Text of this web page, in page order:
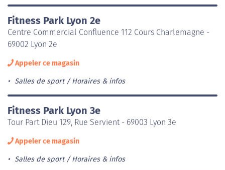
Fitness Park Lyon 2e
Centre Commercial Confluence 112 Cours Charlemagne -
69002 Lyon 2e
Appeler ce magasin
Salles de sport Horaires & infos
Fitness Park Lyon 3e
Tour Part Dieu 129, Rue Servient - 69003 Lyon 3e
Appeler ce magasin
Salles de sport Horaires & infos